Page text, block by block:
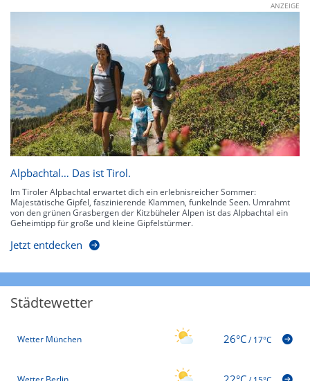
ANZEIGE
Alpbachtal… Das ist Tirol.
Im Tiroler Alpbachtal erwartet dich ein erlebnisreicher Sommer:
Majestätische Gipfel, faszinierende Klammen, funkelnde Seen. Umrahmt
von den grünen Grasbergen der Kitzbüheler Alpen ist das Alpbachtal ein
Geheimtipp für große und kleine Gipfelstürmer.
Jetzt entdecken
Städtewetter
Wetter München 26°C/17°C